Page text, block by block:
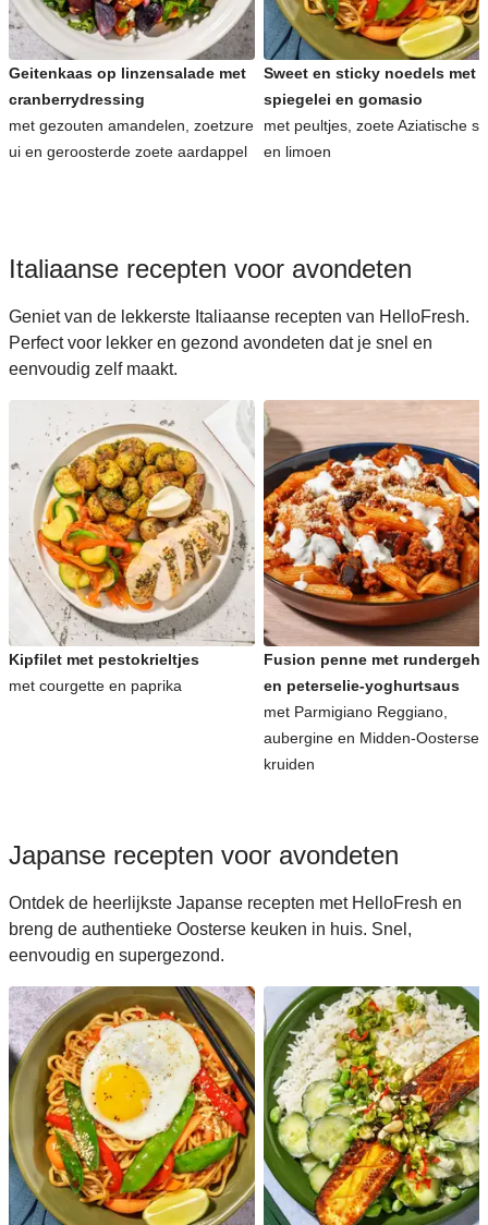
Geitenkaas op linzensalade met
cranberrydressing
met gezouten amandelen, zoetzure
ui en geroosterde zoete aardappel
Sweet en sticky noedels met
spiegelei en gomasio
met peultjes, zoete Aziatische
en limoen
Italiaanse recepten voor avondeten
Geniet van de lekkerste Italiaanse recepten van HelloFresh.
Perfect voor lekker en gezond avondeten dat je snel en
eenvoudig zelf maakt.
Kipfilet met pestokrieltjes
met courgette en paprika
Fusion penne met
en peterselie-yoghurtsaus
met Parmigiano Reggiano,
aubergine en Midden-Oosterse
kruiden
Japanse recepten voor avondeten
Ontdek de heerlijkste Japanse recepten met HelloFresh en
breng de authentieke Oosterse keuken in huis. Snel,
eenvoudig en supergezond.